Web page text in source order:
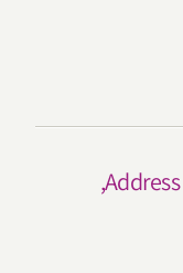
בראנץ' יפני ב-99 Sushi Bar, מלון Address,